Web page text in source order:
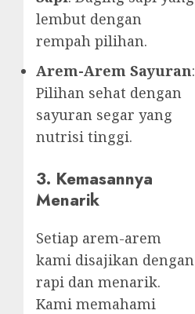
lembut dengan
rempah pilihan.
Arem-Arem Sayuran:
Pilihan sehat dengan
sayuran segar yang
nutrisi tinggi.
3. Kemasannya
Menarik
Setiap arem-arem
kami disajikan dengan
rapi dan menarik.
Kami memahami